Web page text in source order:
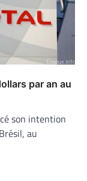
par an au
son intention
au